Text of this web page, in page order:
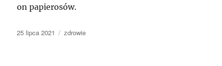
on papierosów.
Data
25 lipca 2021 Kategorie
zdrowie